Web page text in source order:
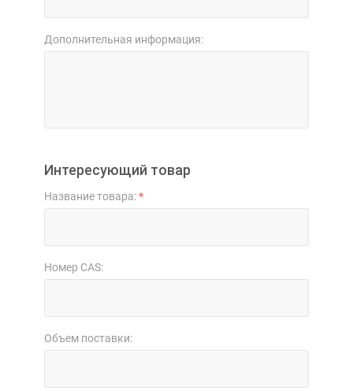
Дополнительная информация:
Интересующий товар
Название товара:*
Номер CAS:
Объем поставки: